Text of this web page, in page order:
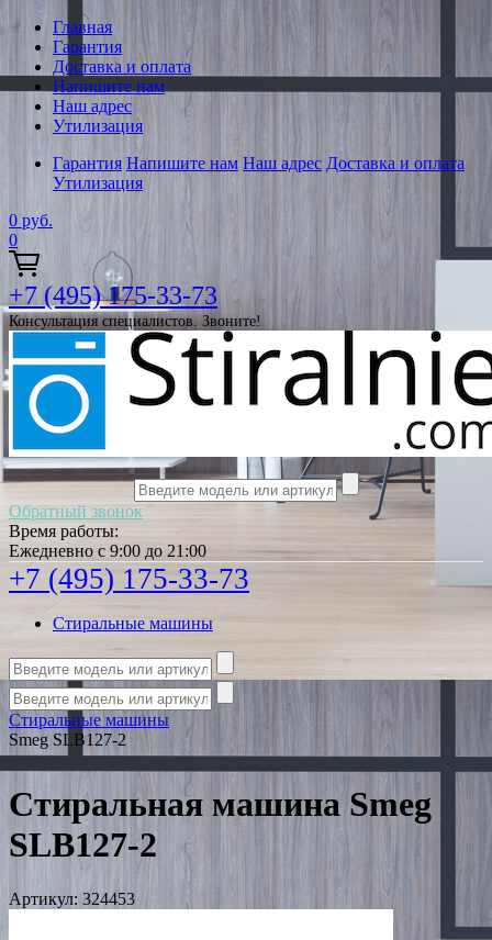
Главная
Гарантия
Доставка и оплата
Напишите нам
Наш адрес
Утилизация
Гарантия Напишите нам Наш адрес Доставка и оплата
Утилизация
0 руб.
0
+7 (495) 175-33-73
Консультация специалистов. Звоните!
Обратный звонок
Время работы:
Ежедневно с 9:00 до 21:00
+7 (495) 175-33-73
Стиральные машины
Стиральные машины
Smeg SLB127-2
Стиральная машина Smeg
SLB127-2
Артикул: 324453